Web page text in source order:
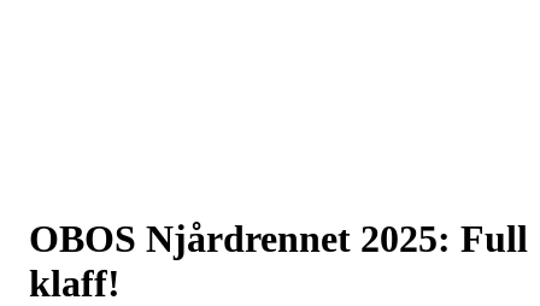
OBOS Njårdrennet 2025: Full
klaff!